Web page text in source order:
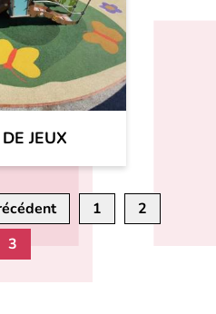
JEUX
Page
précédente
1
2
3